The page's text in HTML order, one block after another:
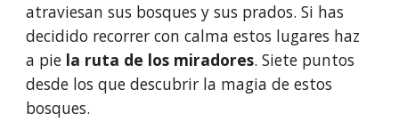
atraviesan sus bosques y sus prados. Si has
decidido recorrer con calma estos lugares haz
a pie la ruta de los miradores. Siete puntos
desde los que descubrir la magia de estos
bosques.